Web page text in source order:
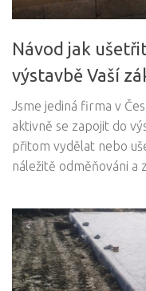
Návod jak
výstavbě Vaší
Jsme jediná firma v
aktivně se zapojit do
přitom vydělat nebo
náležitě odměňováni a